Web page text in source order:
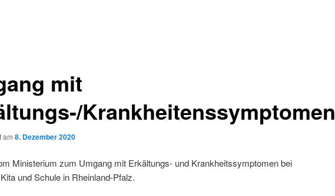
mit
Krankheitenssymptomen
am 8. Dezember 2020
Ministerium zum Umgang mit Erkältungs- und Krankheitssymptomen bei
und Schule in Rheinland-Pfalz.